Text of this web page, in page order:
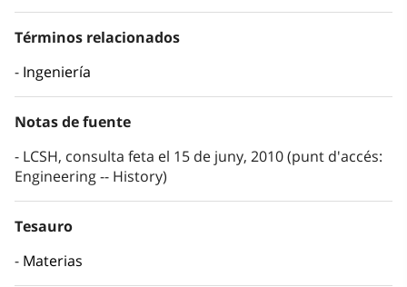
Términos relacionados
Ingeniería
Notas de fuente
LCSH, consulta feta el 15 de juny, 2010 (punt d'accés:
Engineering -- History)
Tesauro
Materias